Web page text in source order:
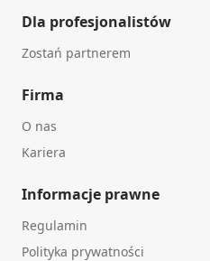
Dla profesjonalistów
Zostań partnerem
Firma
O nas
Kariera
Informacje prawne
Regulamin
Polityka prywatności